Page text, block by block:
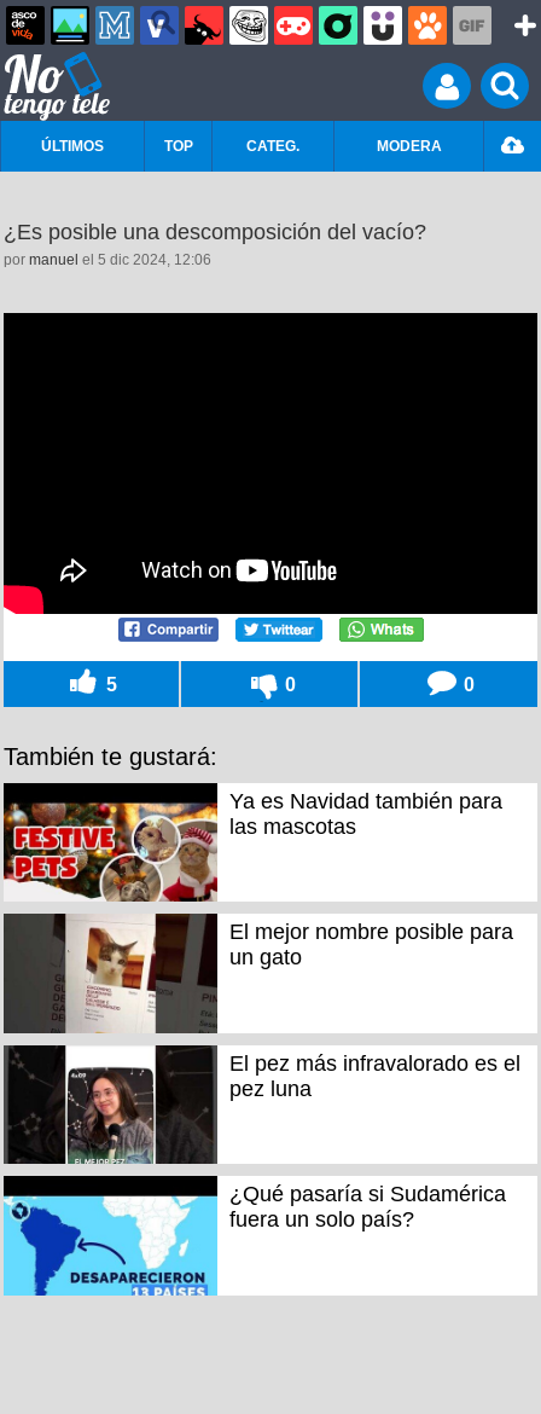
ÚLTIMOS TOP CATEG. MODERA
¿Es posible una descomposición del vacío?
por manuel el 5 dic 2024, 12:06
5 0 0
También te gustará:
Ya es Navidad también para
las mascotas
El mejor nombre posible para
un gato
El pez más infravalorado es el
pez luna
¿Qué pasaría si Sudamérica
fuera un solo país?